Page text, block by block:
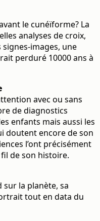
le cunéïforme? La
analyses de croix,
signes-images, une
perduré 10000 ans à
avec ou sans
de diagnostics
enfants mais aussi les
doutent encore de son
l’ont précisément
de son histoire.
sur la planète, sa
tout en data du